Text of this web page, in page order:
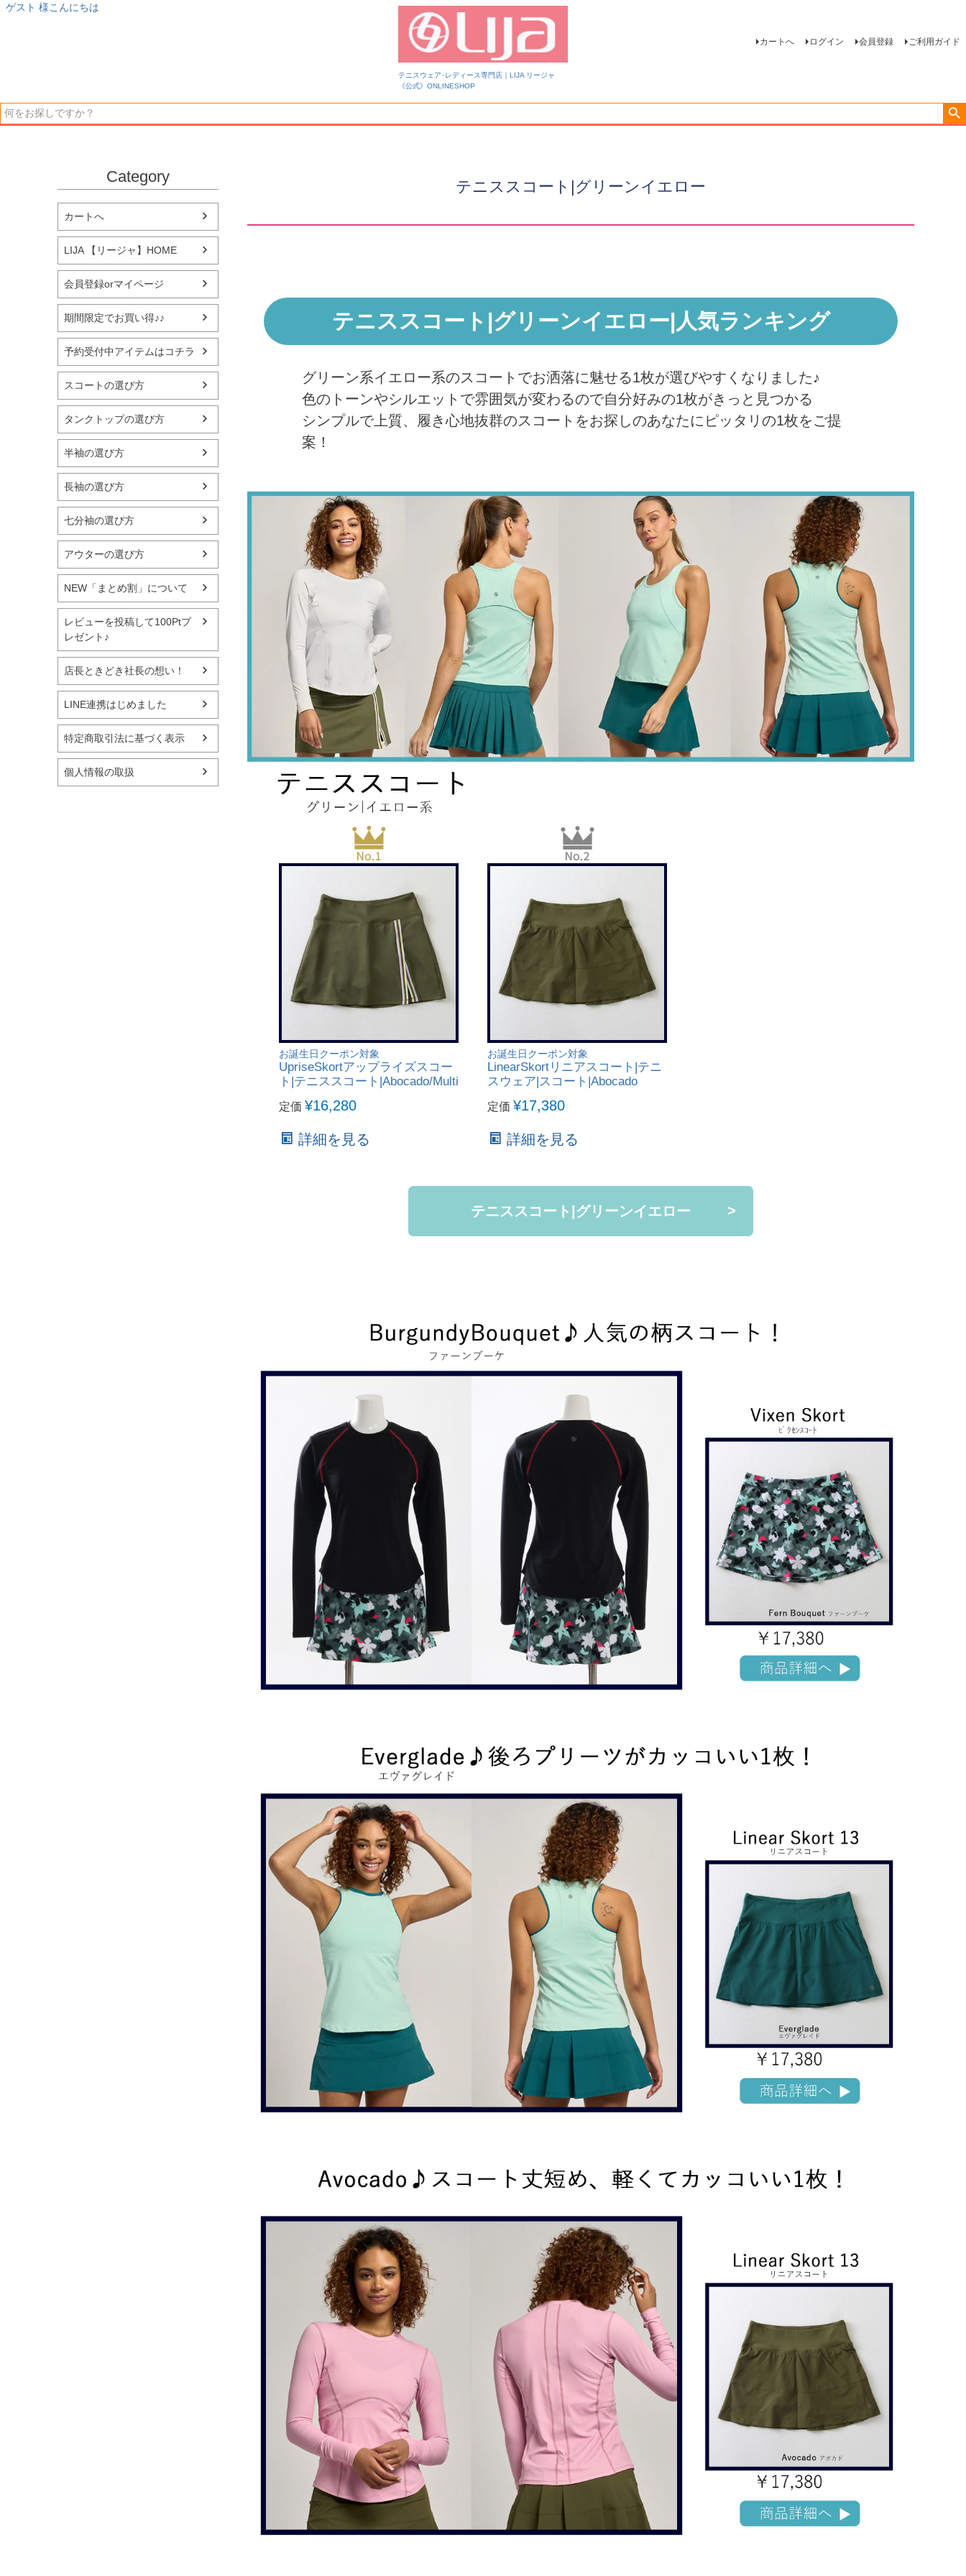
テニスウェア･レディース専門店｜LIJA リージャ
《公式》ONLINESHOP
ゲスト 様こんにちは
カートへ ログイン 会員登録 ご利用ガイド
Category
カートへ
LIJA 【リージャ】HOME
会員登録orマイページ
期間限定でお買い得♪♪
予約受付中アイテムはコチラ
スコートの選び方
タンクトップの選び方
半袖の選び方
長袖の選び方
七分袖の選び方
アウターの選び方
NEW「まとめ割」について
レビューを投稿して100Ptプ
レゼント♪
店長ときどき社長の想い！
LINE連携はじめました
特定商取引法に基づく表示
個人情報の取扱
テニススコート|グリーンイエロー
テニススコート|グリーンイエロー| 人気ランキング
グリーン系イエロー系のスコートでお洒落に魅せる1枚が選びやすくなりました♪
色のトーンやシルエットで雰囲気が変わるので自分好みの1枚がきっと見つかる
シンプルで上質、履き心地抜群のスコートをお探しのあなたにピッタリの1枚をご提
案！
お誕生日クーポン対象
UpriseSkortアップライズスコー
ト|テニススコート|Abocado/Multi
定価 ¥16,280
詳細を見る
お誕生日クーポン対象
LinearSkortリニアスコート|テニ
スウェア|スコート|Abocado
定価 ¥17,380
詳細を見る
テニススコート|グリーンイエロー